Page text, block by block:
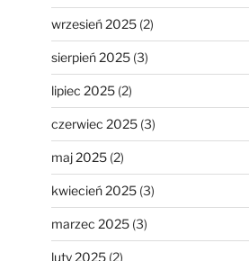
wrzesień 2025(2)
sierpień 2025(3)
lipiec 2025(2)
czerwiec 2025(3)
maj 2025(2)
kwiecień 2025(3)
marzec 2025(3)
luty 2025(2)